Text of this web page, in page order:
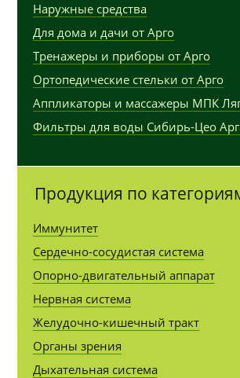
Наружные средства
Для дома и дачи от Арго
Тренажеры и приборы от Арго
Ортопедические стельки от Арго
Аппликаторы и массажеры МПК
Фильтры для воды Сибирь-Цео
Продукция по
Иммунитет
Сердечно-сосудистая система
Опорно-двигательный аппарат
Нервная система
Желудочно-кишечный тракт
Органы зрения
Дыхательная система